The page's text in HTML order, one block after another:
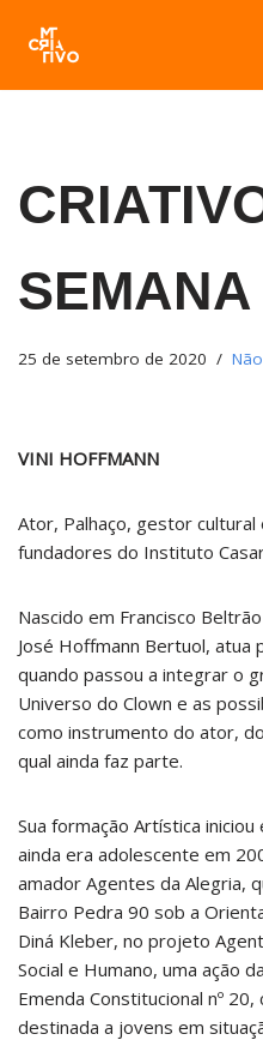
Pular
para
SEMANA
25 de setembro de 2020
VINI HOFFMANN
Ator, Palhaço, gestor
fundadores do Instituto
Nascido em Francisco
José Hoffmann Bertuol,
quando passou a integrar o
Universo do Clown e as
como instrumento do ator,
qual ainda faz parte.
Sua formação Artística
ainda era adolescente em
amador Agentes da Alegria,
Bairro Pedra 90 sob a
Diná Kleber, no projeto
Social e Humano, uma ação
Emenda Constitucional nº
destinada a jovens em